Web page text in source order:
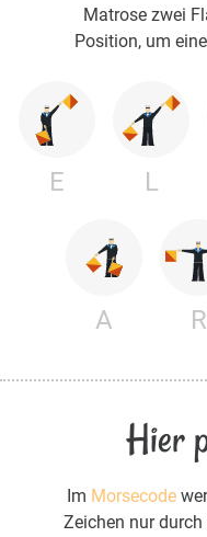
Matrose zwei
Position, um
E L
A R
Hier
Im Morsecode
Zeichen nur